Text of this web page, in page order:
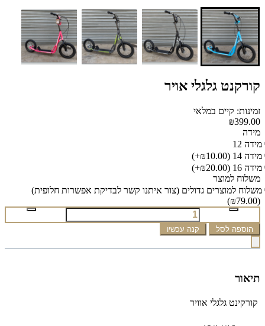
קורקנט גלגלי אויר
זמינות: קיים במלאי
₪399.00
מידה
מידה 12
מידה 14
(₪10.00+)
מידה 16
(₪20.00+)
משלוח למוצר
משלוח למוצרים גדולים (צור איתנו קשר לבדיקת אפשרות חלופית)
(₪79.00)
הוספה לסל קנה עכשיו
תיאור
קורקינט גלגלי אוויר